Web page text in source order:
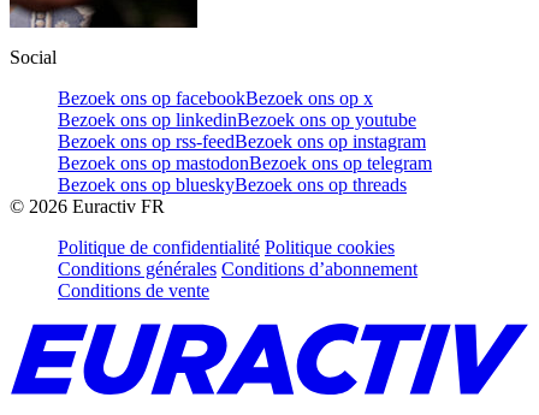
Social
Bezoek ons op facebookBezoek ons op x
Bezoek ons op linkedinBezoek ons op youtube
Bezoek ons op rss-feedBezoek ons op instagram
Bezoek ons op mastodonBezoek ons op telegram
Bezoek ons op blueskyBezoek ons op threads
© 2026 Euractiv FR
Politique de confidentialité Politique cookies
Conditions générales Conditions d’abonnement
Conditions de vente